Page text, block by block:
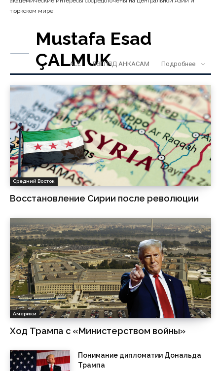
тюркском мире.
Mustafa Esad
ÇALMUK
ALL ВЗГЛЯД АНКАСАМ Подробнее
Средний Восток
Восстановление Сирии после революции
Америки
Ход Трампа с «Министерством войны»
Понимание дипломатии Дональда
Трампа